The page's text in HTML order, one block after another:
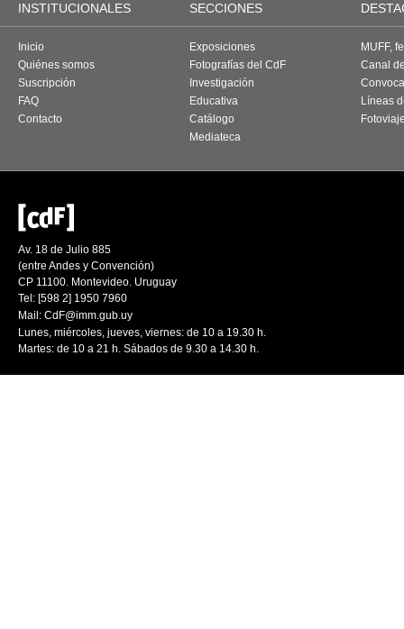
INSTITUCIONALES SECCIONES
Inicio
Quiénes somos
Suscripción
FAQ
Contacto
Exposiciones
Fotografías del CdF
Investigación
Educativa
Catálogo
Mediateca
MUFF,
Canal
Líneas
Av. 18 de Julio 885
(entre Andes y Convención)
CP 11100. Montevideo. Uruguay
Tel: [598 2] 1950 7960
Mail: CdF@imm.gub.uy
Lunes, miércoles, jueves, viernes: de 10 a 19.30 h.
Martes: de 10 a 21 h. Sábados de 9.30 a 14.30 h.